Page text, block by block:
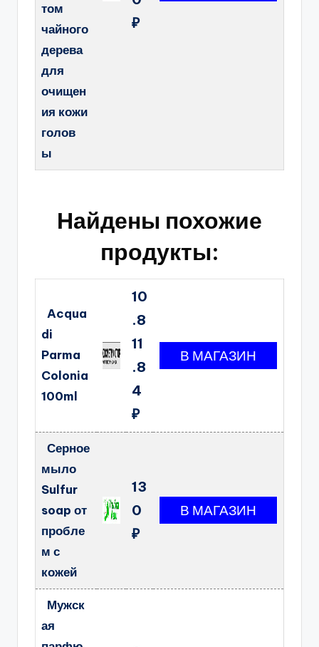
том
чайного
дерева
для
очищен
ия кожи
голов
ы
₽
Найдены похожие
продукты:
Acqua
di
Parma
Colonia
100ml
10
.8
11
.8
4
₽
Серное
мыло
Sulfur
soap от
пробле
м с
кожей
13
0
₽
Мужск
ая